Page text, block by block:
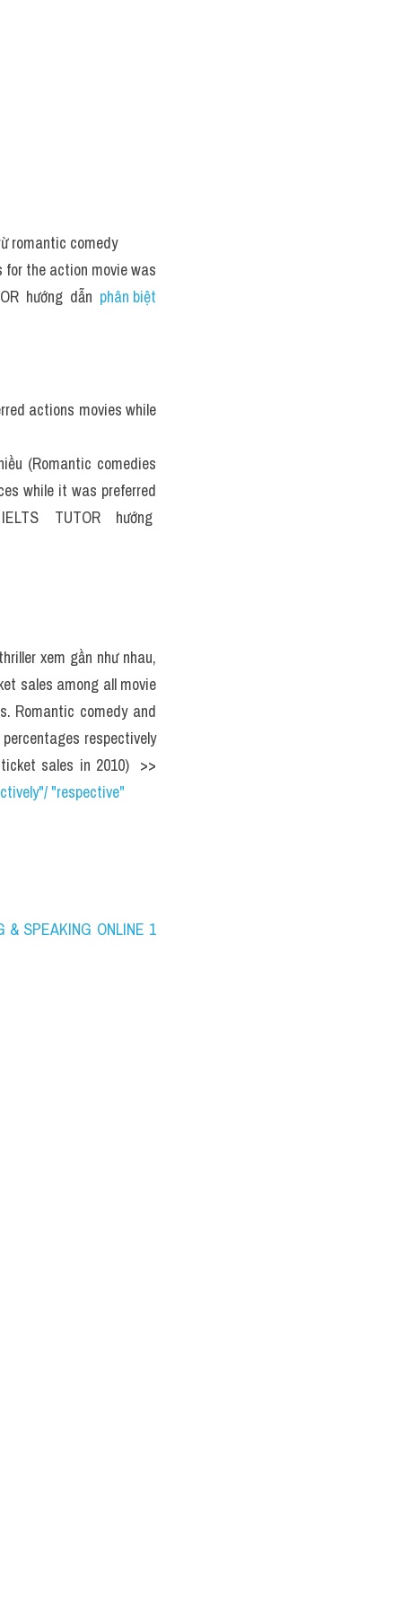
romantic comedy
the action movie was
hướng  dẫn phân biệt
actions movies while
(Romantic comedies
while it was preferred
TUTOR  hướng
xem gần như nhau,
sales among all movie
Romantic comedy and
respectively
sales in 2010)  >>
"respective"
SPEAKING ONLINE 1